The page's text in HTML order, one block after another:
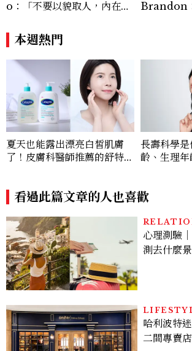
o：「不要以貌取人，內在與
Brandon
本週熱門
夏天也能露出漂亮白皙肌膚
了！皮膚科醫師推薦的舒特膚
五大肌膚敏弱問題！
長壽科學
齡、生理年
看過此篇文章的人也喜歡
心理測驗
測去什麼
哈利波特
二間專賣